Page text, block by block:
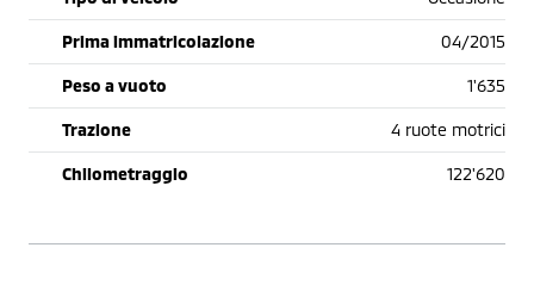
Prima immatricolazione 04/2015
Peso a vuoto 1'635
Trazione 4 ruote motrici
Chilometraggio 122'620